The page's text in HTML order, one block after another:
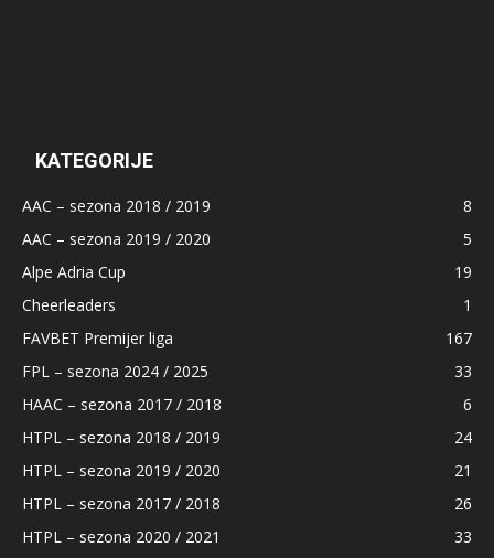
KATEGORIJE
AAC – sezona 2018 / 2019
8
AAC – sezona 2019 / 2020
5
Alpe Adria Cup
19
Cheerleaders
1
FAVBET Premijer liga
167
FPL – sezona 2024 / 2025
33
HAAC – sezona 2017 / 2018
6
HTPL – sezona 2018 / 2019
24
HTPL – sezona 2019 / 2020
21
HTPL – sezona 2017 / 2018
26
HTPL – sezona 2020 / 2021
33